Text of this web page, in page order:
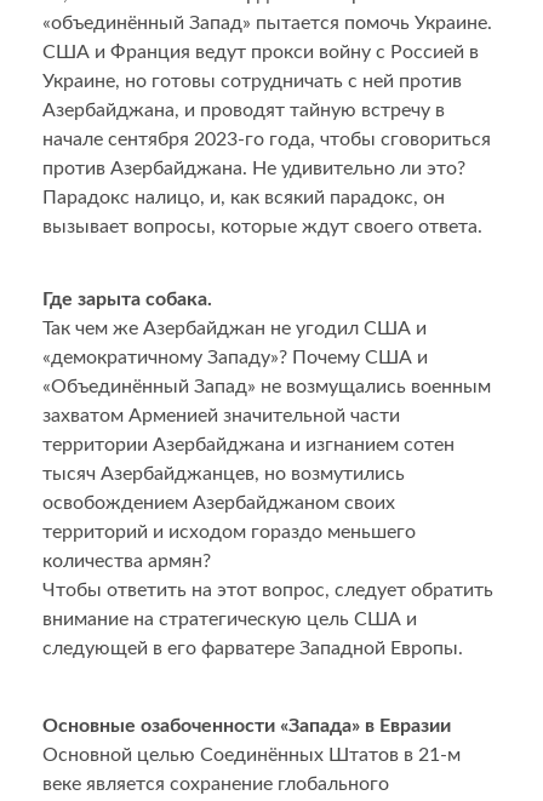
«объединённый Запад» пытается помочь Украине.
США и Франция ведут прокси войну с Россией в
Украине, но готовы сотрудничать с ней против
Азербайджана, и проводят тайную встречу в
начале сентября 2023-го года, чтобы сговориться
против Азербайджана. Не удивительно ли это?
Парадокс налицо, и, как всякий парадокс, он
вызывает вопросы, которые ждут своего ответа.
Где зарыта собака.
Так чем же Азербайджан не угодил США и
«демократичному Западу»? Почему США и
«Объединённый Запад» не возмущались военным
захватом Арменией значительной части
территории Азербайджана и изгнанием сотен
тысяч Азербайджанцев, но возмутились
освобождением Азербайджаном своих
территорий и исходом гораздо меньшего
количества армян?
Чтобы ответить на этот вопрос, следует обратить
внимание на стратегическую цель США и
следующей в его фарватере Западной Европы.
Основные озабоченности «Запада» в Евразии
Основной целью Соединённых Штатов в 21-м
веке является сохранение глобального